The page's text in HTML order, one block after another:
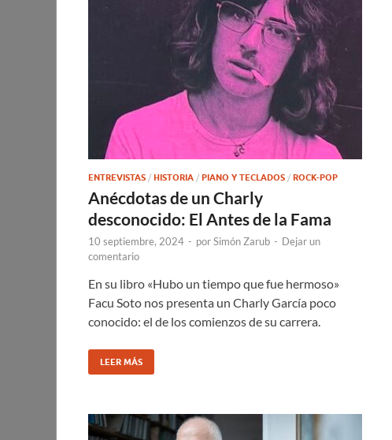
ENTREVISTAS / HISTORIA / PIANO Y TECLADOS / ROCK-POP
Anécdotas de un Charly
desconocido: El Antes de la Fama
10 septiembre, 2024 - porSimón Zarub - Dejar un
comentario
En su libro «Hubo un tiempo que fue hermoso»
Facu Soto nos presenta un Charly García poco
conocido: el de los comienzos de su carrera.
LEER MÁS